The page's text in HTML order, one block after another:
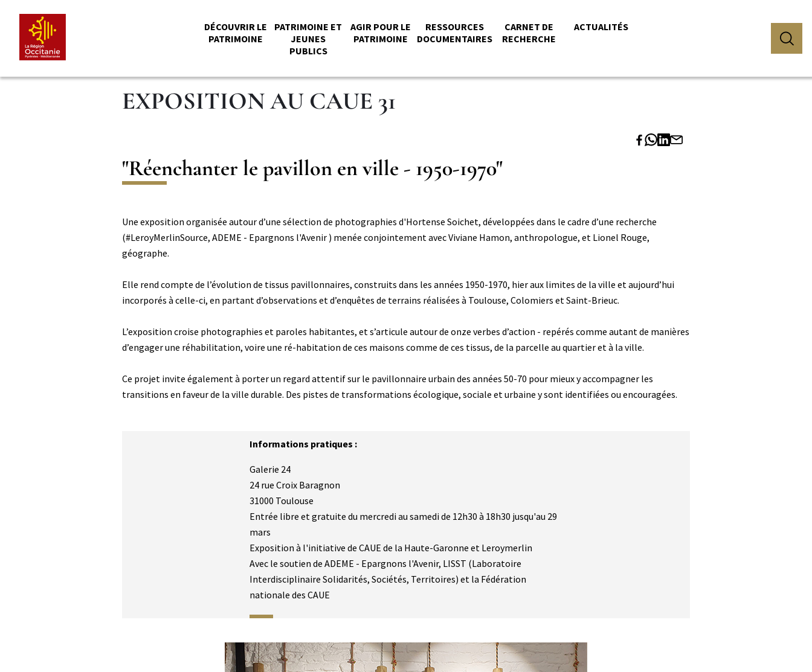
contenu
principal
MENU
PRINCIPAL
DÉCOUVRIR LE
PATRIMOINE
PATRIMOINE ET
JEUNES
PUBLICS
AGIR POUR LE
PATRIMOINE
RESSOURCES
DOCUMENTAIRES
CARNET DE
RECHERCHE
ACTUALITÉS
EXPOSITION AU CAUE 31
Paragraphe
Titre
"Réenchanter le pavillon en ville - 1950-1970"
niveau
2
Corps
Une exposition organisée autour d’une sélection de photographies d'Hortense Soichet, développées dans le cadre d’une recherche
(#LeroyMerlinSource, ADEME - Epargnons l'Avenir ) menée conjointement avec Viviane Hamon, anthropologue, et Lionel Rouge,
géographe.
Elle rend compte de l’évolution de tissus pavillonnaires, construits dans les années 1950-1970, hier aux limites de la ville et aujourd’hui
incorporés à celle-ci, en partant d’observations et d’enquêtes de terrains réalisées à Toulouse, Colomiers et Saint-Brieuc.
L’exposition croise photographies et paroles habitantes, et s’articule autour de onze verbes d’action - repérés comme autant de manières
d’engager une réhabilitation, voire une ré-habitation de ces maisons comme de ces tissus, de la parcelle au quartier et à la ville.
Ce projet invite également à porter un regard attentif sur le pavillonnaire urbain des années 50-70 pour mieux y accompagner les
transitions en faveur de la ville durable. Des pistes de transformations écologique, sociale et urbaine y sont identifiées ou encouragées.
Informations pratiques :
Galerie 24
24 rue Croix Baragnon
31000 Toulouse
Entrée libre et gratuite du mercredi au samedi de 12h30 à 18h30 jusqu'au 29
mars
Exposition à l'initiative de CAUE de la Haute-Garonne et Leroymerlin
Avec le soutien de ADEME - Epargnons l'Avenir, LISST (Laboratoire
Interdisciplinaire Solidarités, Sociétés, Territoires) et la Fédération
nationale des CAUE
Image